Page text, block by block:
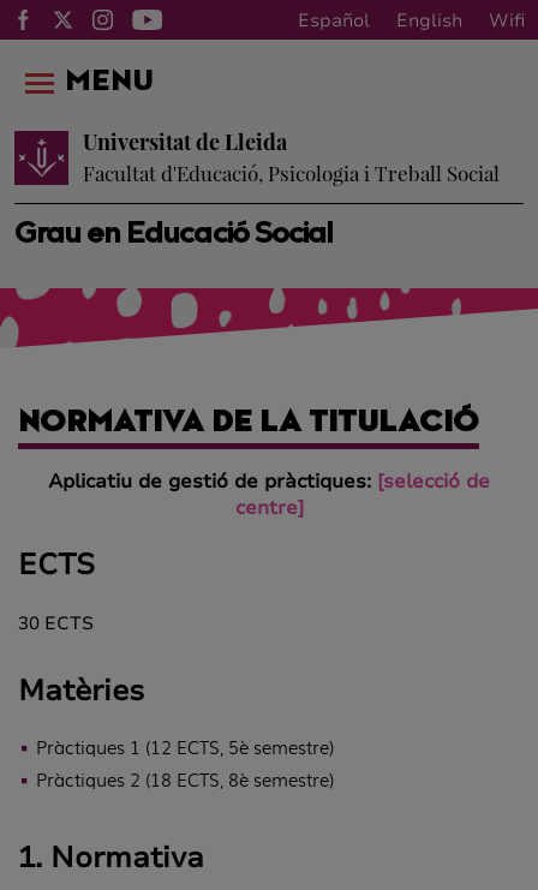
Español English Wifi
Grau en Educació Social
Universitat de Lleida
Facultat d'Educació, Psicologia i Treball Social
MENU
NORMATIVA DE LA TITULACIÓ
Aplicatiu de gestió de pràctiques: [selecció de
centre]
ECTS
30 ECTS
Matèries
Pràctiques 1 (12 ECTS, 5è semestre)
Pràctiques 2 (18 ECTS, 8è semestre)
1. Normativa